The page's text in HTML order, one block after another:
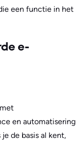
een functie in het
e-
en automatisering
de basis al kent,